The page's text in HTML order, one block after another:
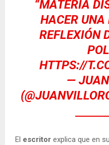
“MATERIA
HACER
REFLEXIÓN
HTTPS://
—
El escritor explica que en